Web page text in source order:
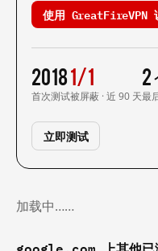
使用 GreatFireVPN
2018
首次测试
1/1
被屏蔽 · 近 90 天
2
最
立即测试
加载中……